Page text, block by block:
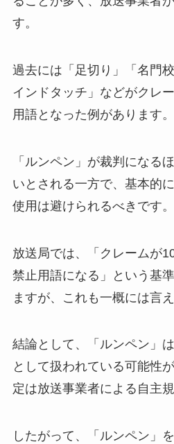
す。
過去には「足切り」「名門
インドタッチ」などがクレ
用語となった例があります。
「ルンペン」が裁判になる
いとされる一方で、基本的
使用は避けられるべきです。
放送局では、「クレームが
禁止用語になる」という基
ますが、これも一概には言
結論として、「ルンペン」
として扱われている可能性
定は放送事業者による自主
したがって、「ルンペン」